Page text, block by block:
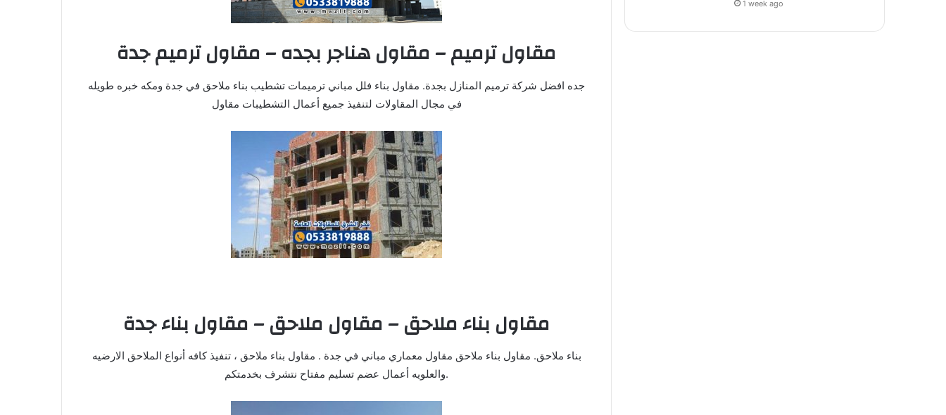
مقاول ترميم – مقاول هناجر بجده – مقاول ترميم جدة
جده افضل شركة ترميم المنازل بجدة. مقاول بناء فلل مباني ترميمات تشطيب بناء ملاحق في جدة ومكه خبره طويله
مقاول بناء ملاحق – مقاول ملاحق – مقاول بناء جدة
بناء ملاحق. مقاول بناء ملاحق مقاول معماري مباني في جدة . مقاول بناء ملاحق ، تنفيذ كافه أنواع الملاحق الارضيه
والعلويه أعمال عضم تسليم مفتاح نتشرف بخدمتكم.
1 week ago